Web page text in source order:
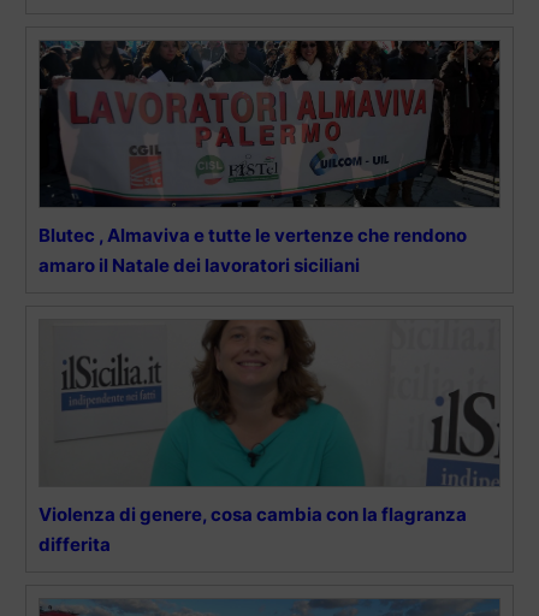
Blutec , Almaviva e tutte le vertenze che rendono
amaro il Natale dei lavoratori siciliani
Violenza di genere, cosa cambia con la flagranza
differita